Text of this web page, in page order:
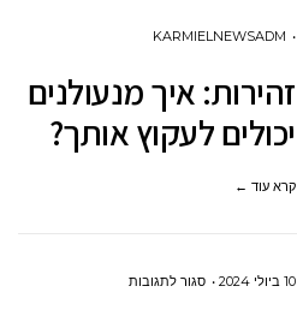
יכולים
לעקוץ
KARMIELNEWSADM
זהירות: איך מנעולנים
יכולים לעקוץ אותך?
קרא עוד ←
10 ביולי 2024 סגור לתגובותעל